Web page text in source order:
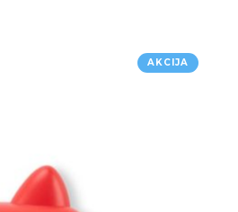
AKCIJA